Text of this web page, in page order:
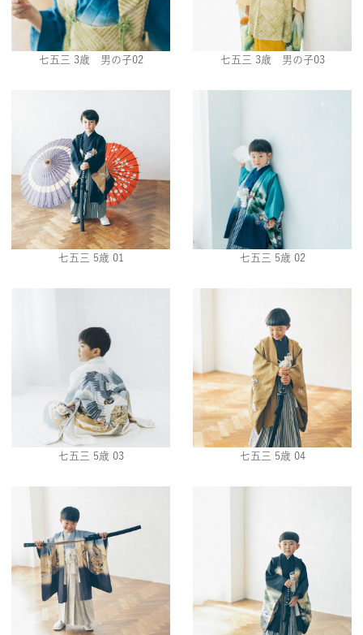
七五三 3歳 男の子02 七五三 3歳 男の子03
七五三 5歳 01 七五三 5歳 02
七五三 5歳 03 七五三 5歳 04